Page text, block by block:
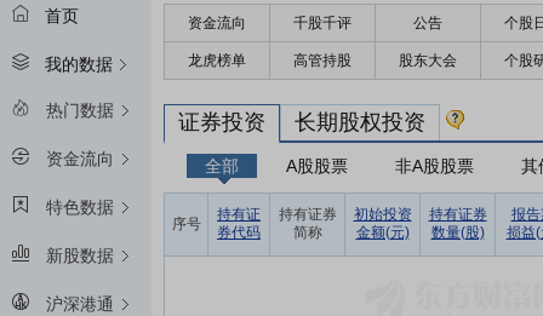
首页
我的数据
热门数据
资金流向
特色数据
新股数据
沪深港通
资金流向 千股千评 公告 个股
龙虎榜单 高管持股 股东大会 个股
证券投资 长期股权投资
全部 A股股票 非A股股票 其
序号
持有证
券代码
持有证券
简称
初始投资
金额(元)
持有证券
数量(股)
报告
损益(